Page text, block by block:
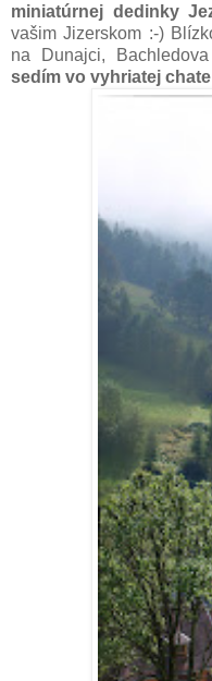
miniatúrnej dedinky
vašim Jizerskom :-)
na Dunajci,
sedím vo vyhriatej chate